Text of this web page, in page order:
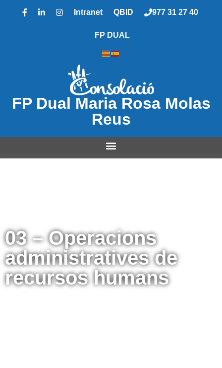
Intranet QBID 977 31 27 40
FP DUAL
FP Dual Maria Rosa Molas
Reus
03 – Operacions
administratives de
recursos humans